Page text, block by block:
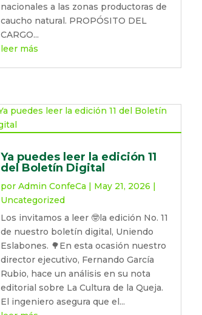
nacionales a las zonas productoras de
caucho natural. PROPÓSITO DEL
CARGO...
leer más
Ya puedes leer la edición 11
del Boletín Digital
por Admin ConfeCa | May 21, 2026 |
Uncategorized
Los invitamos a leer 🤓la edición No. 11
de nuestro boletín digital, Uniendo
Eslabones. 🌳En esta ocasión nuestro
director ejecutivo, Fernando García
Rubio, hace un análisis en su nota
editorial sobre La Cultura de la Queja.
El ingeniero asegura que el...